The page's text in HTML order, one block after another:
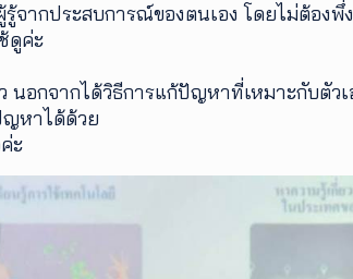
จากประสบการณ์ของตนเอง โดยไม่ต้อง
ดูค่ะ
นอกจากได้วิธีการแก้ปัญหาที่เหมาะกับตั
ญหาได้ด้วย
ะ